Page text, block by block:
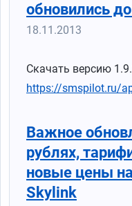
обновились
18.11.2013
Скачать версию
https://smspilot.ru/
Важное
рублях,
новые цены
Skylink